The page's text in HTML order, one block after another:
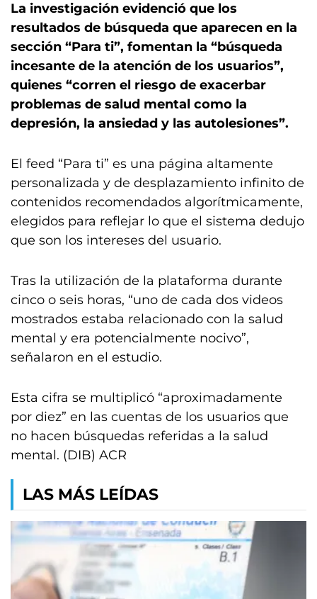
La investigación evidenció que los
resultados de búsqueda que aparecen en la
sección “Para ti”, fomentan la “búsqueda
incesante de la atención de los usuarios”,
quienes “corren el riesgo de exacerbar
problemas de salud mental como la
depresión, la ansiedad y las autolesiones”.
El feed “Para ti” es una página altamente
personalizada y de desplazamiento infinito de
contenidos recomendados algorítmicamente,
elegidos para reflejar lo que el sistema dedujo
que son los intereses del usuario.
Tras la utilización de la plataforma durante
cinco o seis horas, “uno de cada dos videos
mostrados estaba relacionado con la salud
mental y era potencialmente nocivo”,
señalaron en el estudio.
Esta cifra se multiplicó “aproximadamente
por diez” en las cuentas de los usuarios que
no hacen búsquedas referidas a la salud
mental. (DIB) ACR
LAS MÁS LEÍDAS